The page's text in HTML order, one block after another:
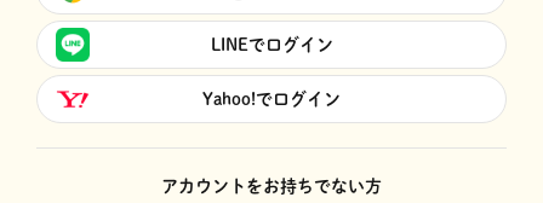
LINEでログイン
Yahoo!でログイン
アカウントをお持ちでない方